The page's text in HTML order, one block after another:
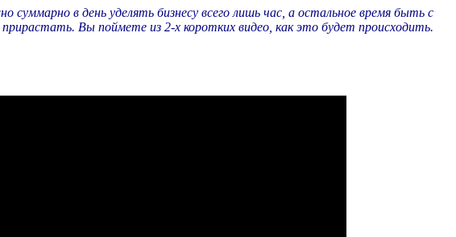
в день уделять бизнесу всего лишь час, а остальное время быть с
Вы поймете из 2-х коротких видео, как это будет происходить.